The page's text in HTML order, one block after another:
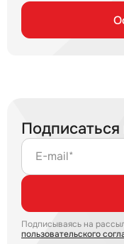
E-mail*
Подписываясь на
пользовательского